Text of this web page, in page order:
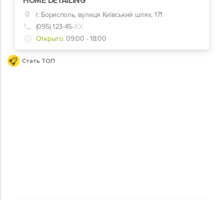
г. Борисполь, вулиця Київський шлях, 171
(095) 123-45-ХХ
Открыто: 09:00 - 18:00
Стать ТОП